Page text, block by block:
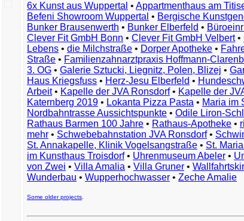
6x Kunst aus Wuppertal • Appartmenthaus am
Befeni Showroom Wuppertal • Bergische
Bunker Brausenwerth • Bunker Elberfeld •
Clever Fit GmbH Bonn • Clever Fit GmbH Velbert•
Lebens • die Milchstraße • Dorper Apotheke •
Straße • Familienzahnarztpraxis Hoffmann-
3. OG • Galerie Sztucki, Liegnitz, Polen, Blizej •
Haus Kriegsfuss • Herz-Jesu Elberfeld •
Arbeit• Kapelle der JVA Ronsdorf• Kapelle der
Katernberg 2019 • Lokanta Pizza Pasta • Maria im
Nordbahntrasse Aussichtspunkte • Odile Liron-
Rathaus Barmen 100 Jahre • Rathaus-Apotheke •
mehr • Schwebebahnstation JVA Ronsdorf•
St. Annakapelle, Klinik Vogelsangstraße • St.
im Kunsthaus Troisdorf• Uhrenmuseum Abeler •
von Zwei • Villa Amalia • Villa Gruner •
Wunderbau • Wupperhochwasser • Zeche Amalie
Some older projects